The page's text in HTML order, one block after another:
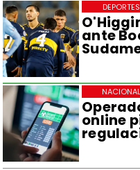
ante
DEPORTES
online
NACIONAL